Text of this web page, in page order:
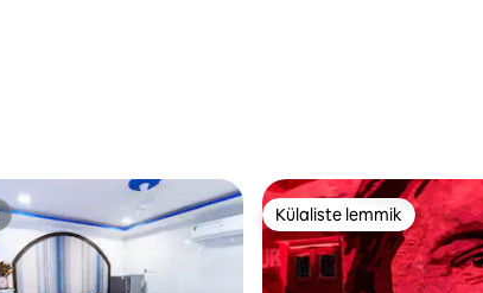
Külaliste lemmik
Külaliste lemmik